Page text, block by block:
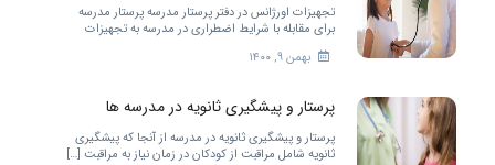
تجهیزات اورژانس در دفتر پرستار مدرسه پرستار مدرسه
برای مقابله با شرایط اضطراری در مدرسه به تجهیزات
زیادی احتیاج دارد. […]
بهمن ۹, ۱۴۰۰
پرستار و پیشگیری ثانویه در مدرسه ها
پرستار و پیشگیری ثانویه در مدرسه از آنجا که پیشگیری
ثانویه شامل مراقبت از کودکان در زمان نیاز به مراقبت […]